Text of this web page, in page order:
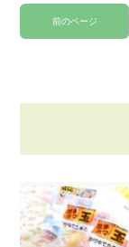
前のページ